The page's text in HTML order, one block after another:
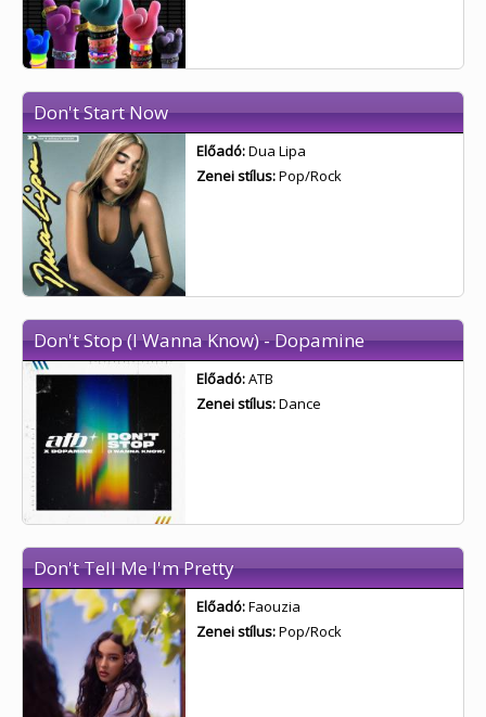
Don't Start Now
Előadó:Dua Lipa
Zenei stílus:Pop/Rock
Don't Stop (I Wanna Know) - Dopamine
Előadó:ATB
Zenei stílus:Dance
Don't Tell Me I'm Pretty
Előadó:Faouzia
Zenei stílus:Pop/Rock